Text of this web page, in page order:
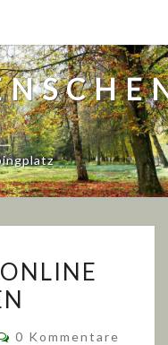
Kommentare
0 Kommentare